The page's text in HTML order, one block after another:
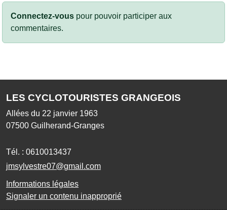
Connectez-vous pour pouvoir participer aux
commentaires.
LES CYCLOTOURISTES GRANGEOIS
Allées du 22 janvier 1963
07500 Guilherand-Granges
Tél. : 0610013437
jmsylvestre07@gmail.com
Informations légales
Signaler un contenu inapproprié